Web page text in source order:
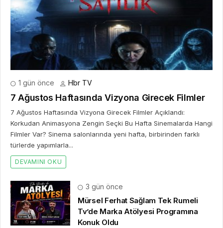
1 gün önce Hbr TV
7 Ağustos Haftasında Vizyona Girecek Filmler
7 Ağustos Haftasında Vizyona Girecek Filmler Açıklandı:
Korkudan Animasyona Zengin Seçki Bu Hafta Sinemalarda Hangi
Filmler Var? Sinema salonlarında yeni hafta, birbirinden farklı
türlerde yapımlarla...
DEVAMINI OKU
3 gün önce
Mürsel Ferhat Sağlam Tek Rumeli
Tv’de Marka Atölyesi Programına
Konuk Oldu